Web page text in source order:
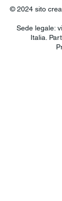
© 2024 sito
Sede legale:
Italia.